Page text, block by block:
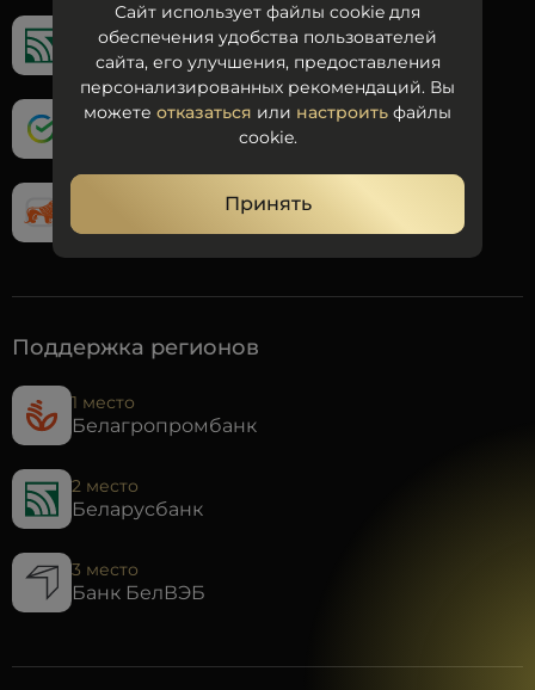
Сайт использует файлы cookie для
обеспечения удобства пользователей
сайта, его улучшения, предоставления
персонализированных рекомендаций. Вы
можете отказаться или настроить файлы
cookie.
Принять
1 место
Беларусбанк
2 место
БНБ-Банк
Поддержка регионов
1 место
Белагропромбанк
2 место
Беларусбанк
3 место
Банк БелВЭБ